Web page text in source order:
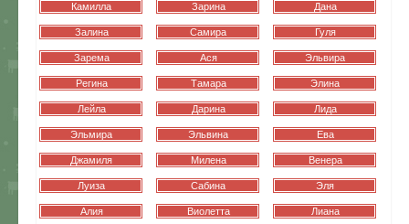
Камилла Зарина Дана
Залина Самира Гуля
Зарема Ася Эльвира
Регина Тамара Элина
Лейла Дарина Лида
Эльмира Эльвина Ева
Джамиля Милена Венера
Луиза Сабина Эля
Алия Виолетта Лиана